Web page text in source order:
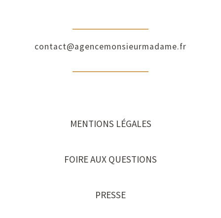
contact@agencemonsieurmadame.fr
MENTIONS LÉGALES
FOIRE AUX QUESTIONS
PRESSE